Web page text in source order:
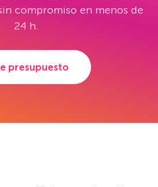
compromiso en menos de
24 h.
presupuesto